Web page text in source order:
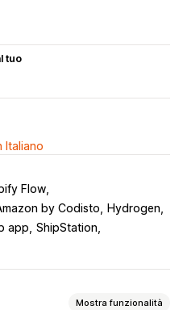
tuo
Italiano
Flow
by Codisto
Hydrogen
app ShipStation
Mostra funzionalità